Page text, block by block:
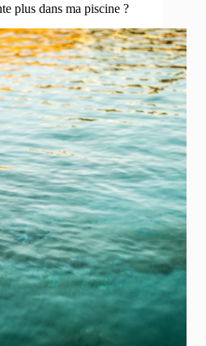
plus dans ma piscine ?